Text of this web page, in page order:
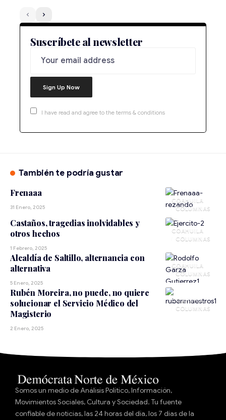
Suscríbete al newsletter
I have read and agree to the terms & conditions
También te podría gustar
COAHUILA
Frenaaa
31 Enero, 2025
COAHUILA
Castaños, tragedias inolvidables y
otros hechos
1 Febrero, 2025
COAHUILA
Alcaldía de Saltillo, alternancia con
alternativa
5 Enero, 2025
COAHUILA
Rubén Moreira, no puede, no quiere
solucionar el Servicio Médico del
Magisterio
2 Enero, 2025
Somos un medio de Análisis Político, Información,
Movimientos Sociales, Cultura y Sociedad. Tu fuente
confiable de noticias, las 24 horas del día, los 7 días de la